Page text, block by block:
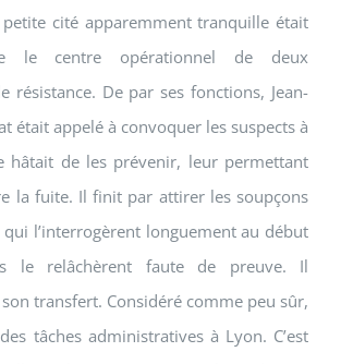
petite cité apparemment tranquille était
le centre opérationnel de deux
résistance. De par ses fonctions, Jean-
était appelé à convoquer les suspects à
hâtait de les prévenir, leur permettant
la fuite. Il finit par attirer les soupçons
qui l’interrogèrent longuement au début
le relâchèrent faute de preuve. Il
transfert. Considéré comme peu sûr,
tâches administratives à Lyon. C’est